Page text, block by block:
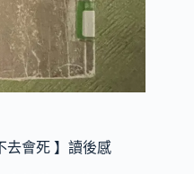
去會死 】讀後感